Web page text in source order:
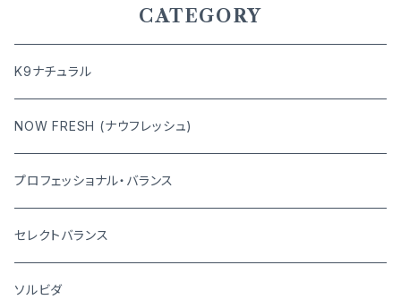
CATEGORY
K9ナチュラル
NOW FRESH (ナウフレッシュ)
プロフェッショナル・バランス
セレクトバランス
ソルビダ